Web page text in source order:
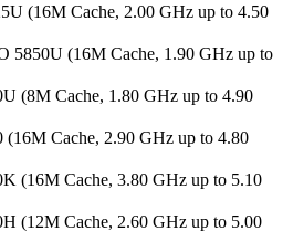
(16M Cache, 2.00 GHz up to 4.50
5850U (16M Cache, 1.90 GHz up to
(8M Cache, 1.80 GHz up to 4.90
(16M Cache, 2.90 GHz up to 4.80
(16M Cache, 3.80 GHz up to 5.10
(12M Cache, 2.60 GHz up to 5.00